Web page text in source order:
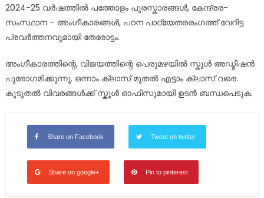
2024-25 വർഷത്തിൽ പത്തോളം പുരസ്കാരങ്ങൾ, കേന്ദ്രര-
സംസ്ഥാന – അംഗീകാരങ്ങൾ, പഠന പാഠ്യേതരരംഗത്ത് വേറിട്ട
പ്രവർത്തനവുമായി തേരോട്ടം.
അംഗീകാരത്തിന്റെ, വിജയത്തിന്റെ പെരുമഴയിൽ സ്കൂൾ അഡ്മിഷൻ
പുരോഗമിക്കുന്നു. ഒന്നാം ക്ലാസ് മുതൽ എട്ടാം ക്ലാസ് വരെ.
കൂടുതൽ വിവരങ്ങൾക്ക് സ്കൂൾ ഓഫിസുമായി ഉടൻ ബന്ധപെടുക.
Share on Facebook Tweet on twitter
Share on google+ Pin to pinterest